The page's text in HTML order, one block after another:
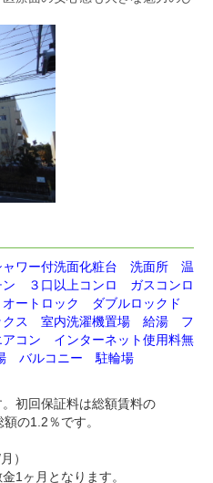
ワー付洗面化粧台 洗面所 温
３口以上コンロ ガスコンロ
ートロック ダブルロックド
クス 室内洗濯機置場 給湯 フ
コン インターネット使用料無
バルコニー 駐輪場
初回保証料は総額賃料の
の1.2％です。
）
1ヶ月となります。